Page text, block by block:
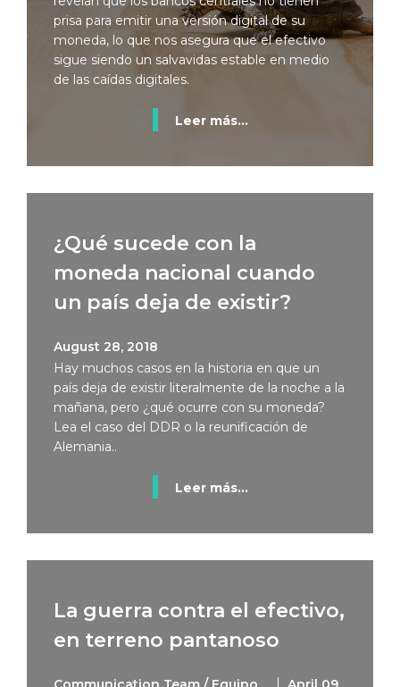
prisa para emitir una versión digital de su
moneda, lo que nos asegura que el efectivo
sigue siendo un salvavidas estable en medio
de las caídas digitales.
Leer más...
¿Qué sucede con la
moneda nacional cuando
un país deja de existir?
August 28, 2018
Hay muchos casos en la historia en que un
país deja de existir literalmente de la noche a la
mañana, pero ¿qué ocurre con su moneda?
Lea el caso del DDR o la reunificación de
Alemania..
Leer más...
La guerra contra el efectivo,
en terreno pantanoso